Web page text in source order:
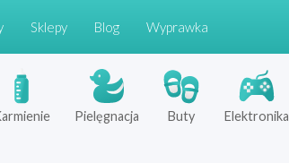
Sklepy Blog Wyprawka
Pielęgnacja Buty Elektronika